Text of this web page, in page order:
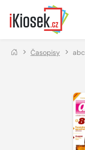
Přejít na hlavní obsah
Časopisy abc